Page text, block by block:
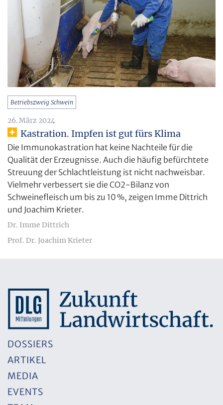
Betriebszweig Schwein
26. März 2024
Kastration. Impfen ist gut fürs Klima
Die Immunokastration hat keine Nachteile für die
Qualität der Erzeugnisse. Auch die häufig befürchtete
Streuung der Schlachtleistung ist nicht nachweisbar.
Vielmehr verbessert sie die CO2-Bilanz von
Schweinefleisch um bis zu 10 %, zeigen Imme Dittrich
und Joachim Krieter.
Dr. Imme Dittrich
Prof. Dr. Joachim Krieter
DOSSIERS
ARTIKEL
MEDIA
EVENTS